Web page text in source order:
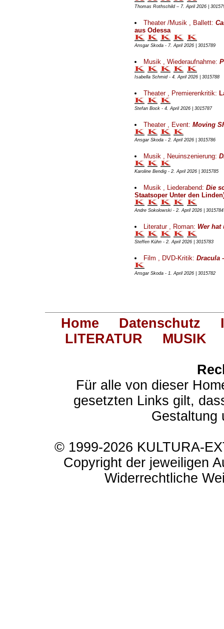
Thomas Rothschild – 7. April 2026 |
Theater /Musik , Ballett:
aus Odessa
Ansgar Skoda - 7. April 2026 | 3015789
Musik , Wiederaufnahme:
Isabella Schmid - 4. April 2026 | 3015788
Theater , Premierenkritik:
Stefan Bock - 4. April 2026 | 3015787
Theater , Event: Moving
Ansgar Skoda - 2. April 2026 | 3015786
Musik , Neuinszenierung:
Karoline Bendig - 2. April 2026 | 3015785
Musik , Liederabend: Die
Staatsoper Unter den
Andre Sokolowski - 2. April 2026 | 3015784
Literatur , Roman: Wer hat
Steffen Kühn - 2. April 2026 | 3015783
Film , DVD-Kritik: Dracula
Ansgar Skoda - 1. April 2026 | 3015782
Home Datenschutz
LITERATUR
MUSIK
Für alle von dieser
gesetzten Links gilt,
Gestaltung
© 1999-2026 KULTURA-
Copyright der jeweiligen
Widerrechtliche